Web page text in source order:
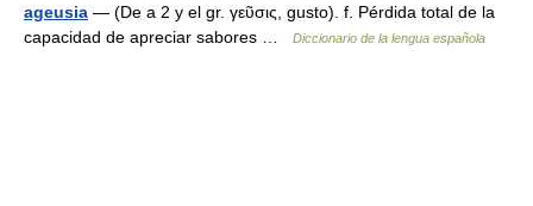
ageusia — (De a 2 y el gr. γεῦσις, gusto). f. Pérdida total de la
capacidad de apreciar sabores …
Diccionario de la lengua española